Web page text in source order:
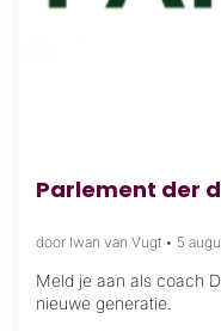
Parlement der
door Iwan van Vugt • 5
Meld je aan als coach
nieuwe generatie.